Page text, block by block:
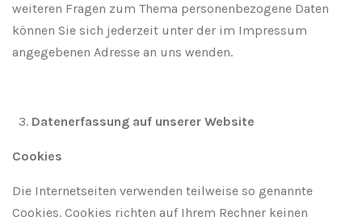
weiteren Fragen zum Thema personenbezogene Daten
können Sie sich jederzeit unter der im Impressum
angegebenen Adresse an uns wenden.
Datenerfassung auf unserer Website
Cookies
Die Internetseiten verwenden teilweise so genannte
Cookies. Cookies richten auf Ihrem Rechner keinen